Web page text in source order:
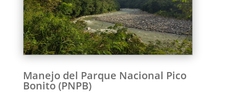
Manejo del Parque Nacional Pico
Bonito (PNPB)